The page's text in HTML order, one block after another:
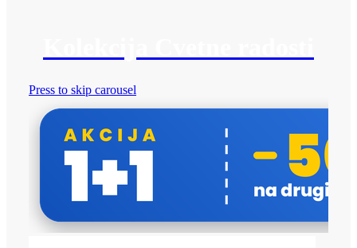
Press to skip carousel